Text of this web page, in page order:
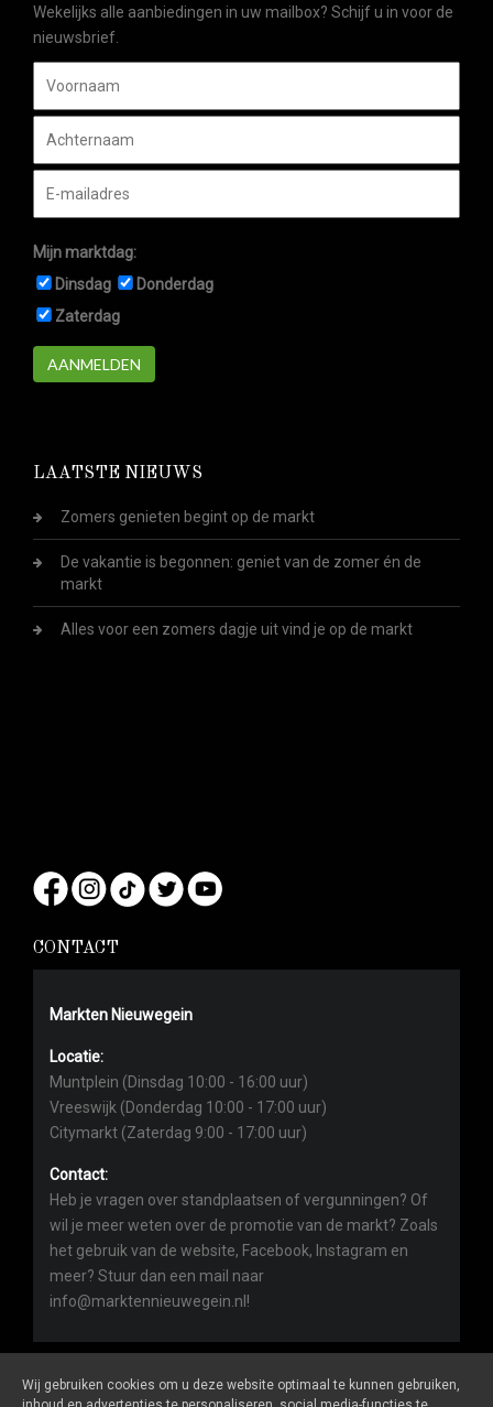
Wekelijks alle aanbiedingen in uw mailbox? Schijf u in voor de
nieuwsbrief.
Mijn marktdag:
Dinsdag
Donderdag
Zaterdag
AANMELDEN
LAATSTE NIEUWS
Zomers genieten begint op de markt
De vakantie is begonnen: geniet van de zomer én de
markt
Alles voor een zomers dagje uit vind je op de markt
CONTACT
Markten Nieuwegein
Locatie:
Muntplein (Dinsdag 10:00 - 16:00 uur)
Vreeswijk (Donderdag 10:00 - 17:00 uur)
Citymarkt (Zaterdag 9:00 - 17:00 uur)
Contact:
Heb je vragen over standplaatsen of vergunningen? Of
wil je meer weten over de promotie van de markt? Zoals
het gebruik van de website, Facebook, Instagram en
meer? Stuur dan een mail naar
info@marktennieuwegein.nl!
Wij gebruiken cookies om u deze website optimaal te kunnen gebruiken,